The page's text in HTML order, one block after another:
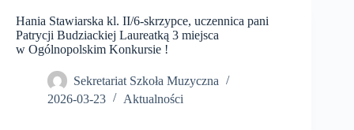
Hania Stawiarska kl. II/6-skrzypce, uczennica pani
Patrycji Budziackiej Laureatką 3 miejsca
w Ogólnopolskim Konkursie !
Sekretariat Szkoła Muzyczna
2026-03-23
Aktualności